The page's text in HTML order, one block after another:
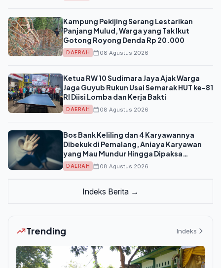
Kampung Pekijing Serang Lestarikan
Panjang Mulud, Warga yang Tak Ikut
Gotong Royong Denda Rp 20.000
DAERAH 08 Agustus 2026
Ketua RW 10 Sudimara Jaya Ajak Warga
Jaga Guyub Rukun Usai Semarak HUT ke-81
RI Diisi Lomba dan Kerja Bakti
DAERAH 08 Agustus 2026
Bos Bank Keliling dan 4 Karyawannya
Dibekuk di Pemalang, Aniaya Karyawan
yang Mau Mundur Hingga Dipaksa
Masturbasi
DAERAH 08 Agustus 2026
Indeks Berita →
Trending Indeks